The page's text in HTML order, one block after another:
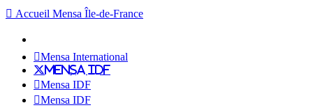
Accueil Mensa Île-de-France
Mensa International
Mensa IDF
Mensa IDF
Mensa IDF